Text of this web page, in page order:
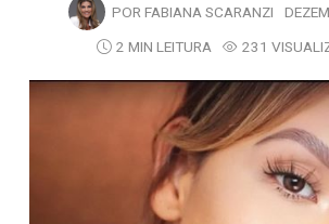
POR FABIANA SCARANZI
2 MIN LEITURA
231